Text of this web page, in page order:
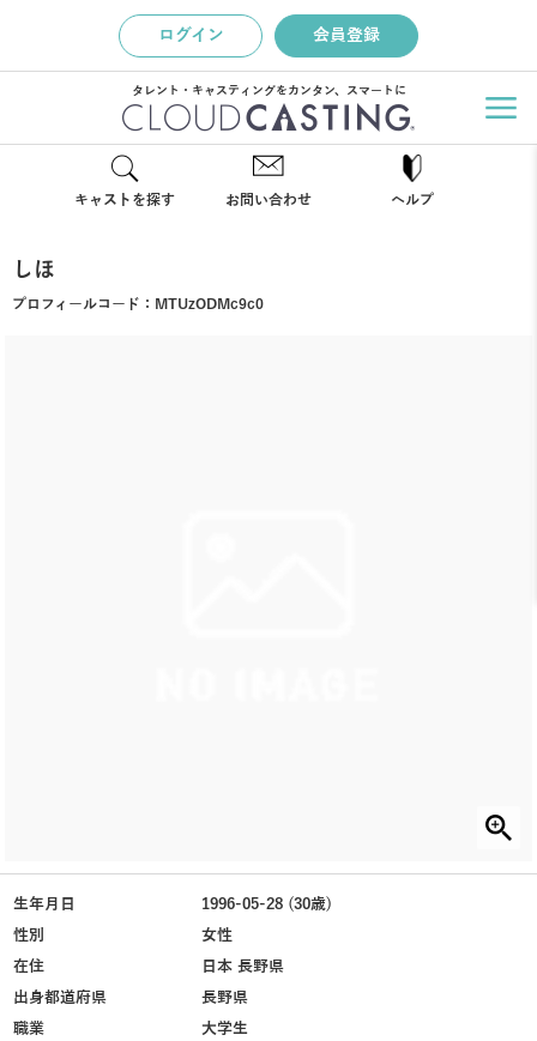
ログイン 会員登録
タレント・キャスティングをカンタン、スマートに
キャストを探す お問い合わせ ヘルプ
しほ
プロフィールコード： MTUzODMc9c0
生年月日
1996-05-28 (30歳)
性別
女性
在住
日本 長野県
出身都道府県
長野県
職業
大学生